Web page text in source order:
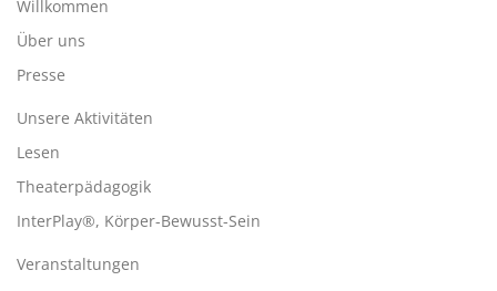
Willkommen
Über uns
Presse
Unsere Aktivitäten
Lesen
Theaterpädagogik
InterPlay®, Körper-Bewusst-Sein
Veranstaltungen